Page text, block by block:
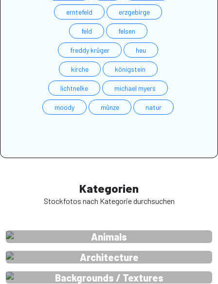
erntefeld erzgebirge
feld felsen
freddy krüger heu
kirche königstein
lichtnelke michael myers
moody münze natur
Kategorien
Stockfotos nach Kategorie durchsuchen
Animals
Architecture
Backgrounds / Textures